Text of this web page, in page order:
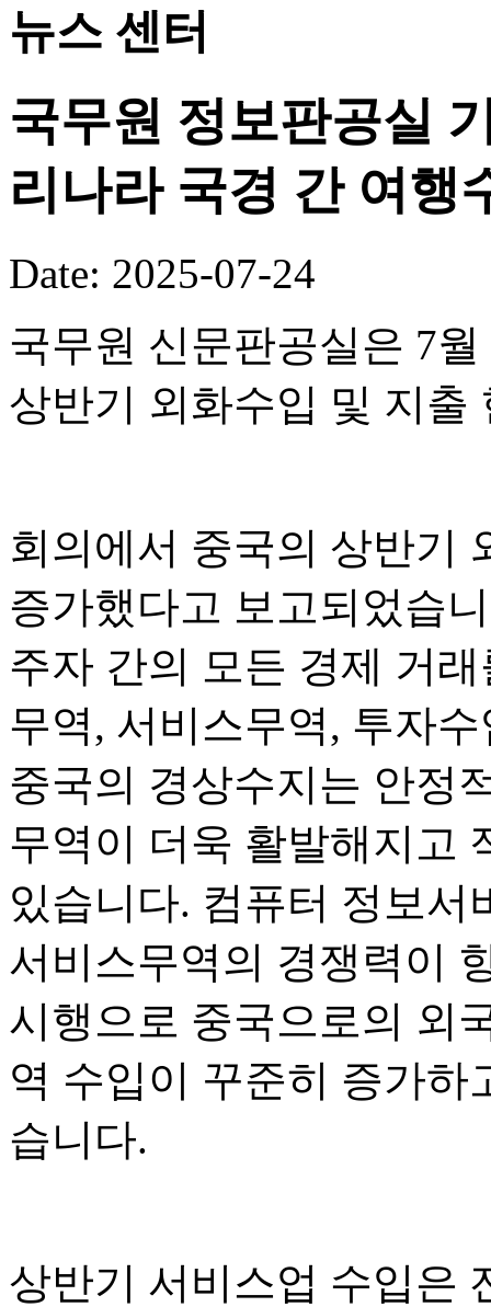
뉴스 센터
국무원 정보판공실
리나라 국경 간 여행
Date: 2025-07-24
국무원 신문판공실은 7
상반기 외화수입 및 지출
회의에서 중국의 상반기
증가했다고 보고되었습
주자 간의 모든 경제 거
무역, 서비스무역, 투자
중국의 경상수지는 안정
무역이 더욱 활발해지고
있습니다. 컴퓨터 정보서
서비스무역의 경쟁력이
시행으로 중국으로의 외
역 수입이 꾸준히 증가하
습니다.
상반기 서비스업 수입은